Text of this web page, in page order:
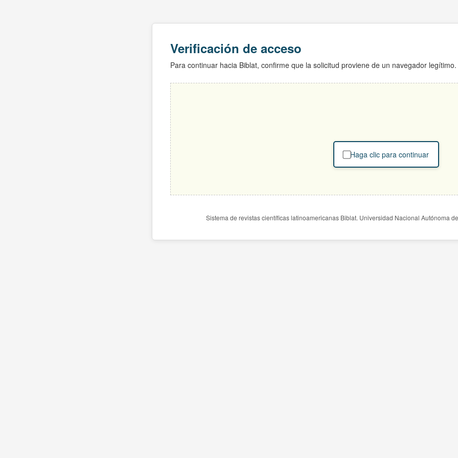
Verificación de acceso
Para continuar hacia Biblat, confirme que la solicitud proviene de un navegador legítimo.
Haga clic para continuar
Sistema de revistas científicas latinoamericanas Biblat. Universidad Nacional Autónoma